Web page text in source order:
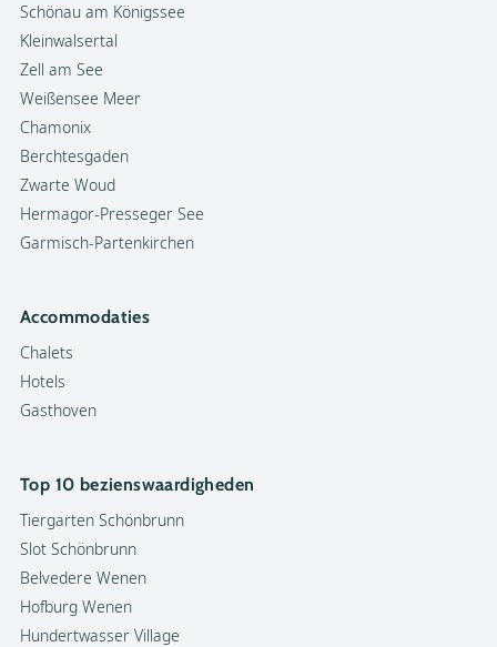
Schönau am Königssee
Kleinwalsertal
Zell am See
Weißensee Meer
Chamonix
Berchtesgaden
Zwarte Woud
Hermagor-Presseger See
Garmisch-Partenkirchen
Accommodaties
Chalets
Hotels
Gasthoven
Top 10 bezienswaardigheden
Tiergarten Schönbrunn
Slot Schönbrunn
Belvedere Wenen
Hofburg Wenen
Hundertwasser Village